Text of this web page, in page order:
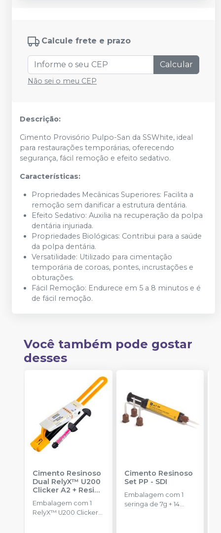
Calcule frete e prazo
Calcular
Não sei o meu CEP
Descrição:
Cimento Provisório Pulpo-San da SSWhite, ideal
para restaurações temporárias, oferecendo
segurança, fácil remoção e efeito sedativo.
Características:
Propriedades Mecânicas Superiores: Facilita a
remoção sem danificar a estrutura dentária.
Efeito Sedativo: Auxilia na recuperação da polpa
dentária injuriada.
Propriedades Biológicas: Contribui para a saúde
da polpa dentária.
Versatilidade: Utilizado para cimentação
temporária de coroas, pontes, incrustações e
obturações.
Fácil Remoção: Endurece em 5 a 8 minutos e é
de fácil remoção.
Você também pode gostar
desses
Cimento Resinoso
Dual RelyX™ U200
Clicker A2 + Resina
A3-SOLVENTUM
Embalagem com 1
RelyX™ U200 Clicker
Cimento Resinoso
Set PP - SDI
Embalagem com 1
seringa de 7g + 14